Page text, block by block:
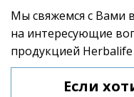
Мы свяжемся с Вами
на интересующие
продукцией
Если